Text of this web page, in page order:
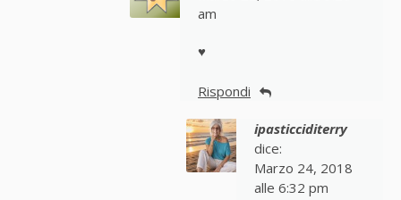
am
♥
Rispondi
ipasticciditerry
dice:
Marzo 24, 2018
alle 6:32 pm